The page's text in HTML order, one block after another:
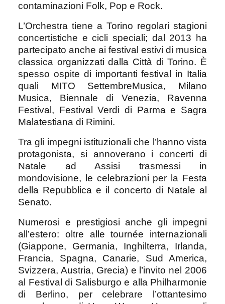
contaminazioni Folk, Pop e Rock.
L’Orchestra tiene a Torino regolari stagioni
concertistiche e cicli speciali; dal 2013 ha
partecipato anche ai festival estivi di musica
classica organizzati dalla Città di Torino. È
spesso ospite di importanti festival in Italia
quali MITO SettembreMusica, Milano
Musica, Biennale di Venezia, Ravenna
Festival, Festival Verdi di Parma e Sagra
Malatestiana di Rimini.
Tra gli impegni istituzionali che l’hanno vista
protagonista, si annoverano i concerti di
Natale ad Assisi trasmessi in
mondovisione, le celebrazioni per la Festa
della Repubblica e il concerto di Natale al
Senato.
Numerosi e prestigiosi anche gli impegni
all’estero: oltre alle tournée internazionali
(Giappone, Germania, Inghilterra, Irlanda,
Francia, Spagna, Canarie, Sud America,
Svizzera, Austria, Grecia) e l’invito nel 2006
al Festival di Salisburgo e alla Philharmonie
di Berlino, per celebrare l’ottantesimo